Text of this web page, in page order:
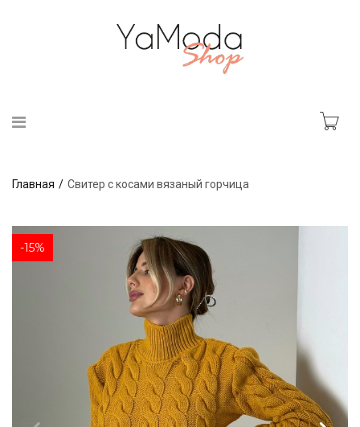
Главная Свитер с косами вязаный горчица
-15%